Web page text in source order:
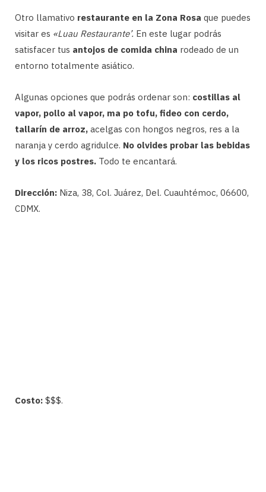
Otro llamativo restaurante en la Zona Rosa que puedes
visitar es «Luau Restaurante’. En este lugar podrás
satisfacer tus antojos de comida china rodeado de un
entorno totalmente asiático.
Algunas opciones que podrás ordenar son: costillas al
vapor, pollo al vapor, ma po tofu, fideo con cerdo,
tallarín de arroz, acelgas con hongos negros, res a la
naranja y cerdo agridulce. No olvides probar las bebidas
y los ricos postres. Todo te encantará.
Dirección: Niza, 38, Col. Juárez, Del. Cuauhtémoc, 06600,
CDMX.
Costo: $$$.